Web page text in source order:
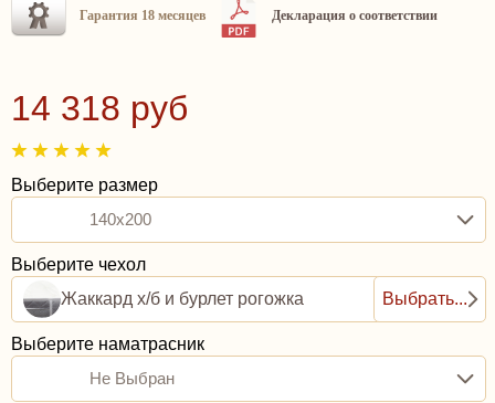
Гарантия 18 месяцев Декларация о соответствии
14 318 руб
Выберите размер
140x200
Выберите чехол
Жаккард х/б и бурлет рогожка
Выбрать...
Выберите наматрасник
Не Выбран